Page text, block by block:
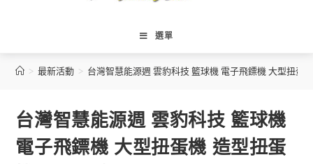
選單
> 最新活動 > 台灣智慧能源週 雲豹科技 籃球機 電子飛鏢機 大型扭蛋
台灣智慧能源週 雲豹科技 籃球機
電子飛鏢機 大型扭蛋機 造型扭蛋